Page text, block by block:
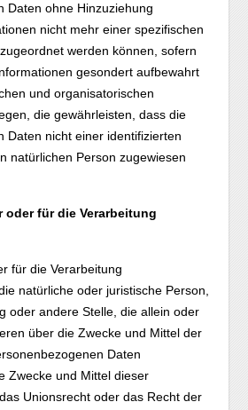
Daten ohne Hinzuziehung
nicht mehr einer spezifischen
werden können, sofern
gesondert aufbewahrt
und organisatorischen
die gewährleisten, dass die
Daten nicht einer identifizierten
natürlichen Person zugewiesen
oder für die Verarbeitung
für die Verarbeitung
natürliche oder juristische Person,
oder andere Stelle, die allein oder
über die Zwecke und Mittel der
Daten
Zwecke und Mittel dieser
Unionsrecht oder das Recht der